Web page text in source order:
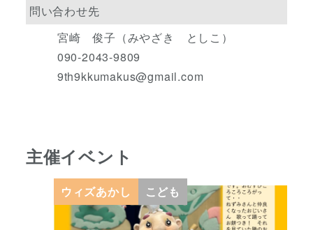
問い合わせ先
宮崎 俊子（みやざき としこ）
090-2043-9809
9th9kkumakus@gmail.com
主催イベント
ウィズあかし こども